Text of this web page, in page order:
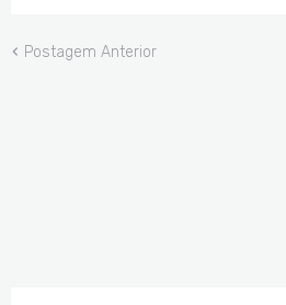
Postagem Anterior